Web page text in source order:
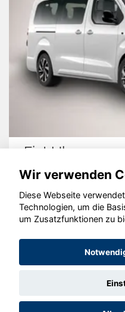
Fiat Ulysse
©
Wir verwenden
Diese Webseite
Technologien, um die
um Zusatzfunktionen zu